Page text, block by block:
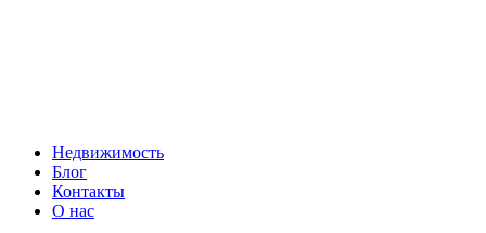
Недвижимость
Блог
Контакты
О нас